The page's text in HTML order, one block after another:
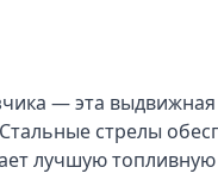
— эта
стрелы
лучшую